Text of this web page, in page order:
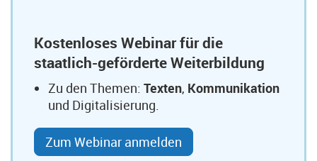
Kostenloses Webinar für die
staatlich-geförderte Weiterbildung
Zu den Themen: Texten, Kommunikation
und Digitalisierung.
Zum Webinar anmelden